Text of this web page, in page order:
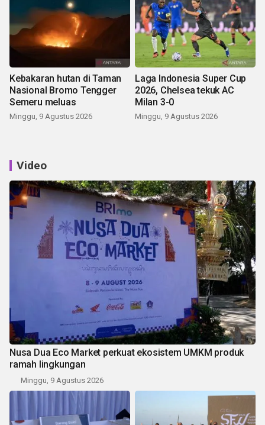
Kebakaran hutan di Taman
Nasional Bromo Tengger
Semeru meluas
Minggu, 9 Agustus 2026
Laga Indonesia Super Cup
2026, Chelsea tekuk AC
Milan 3-0
Minggu, 9 Agustus 2026
Video
Nusa Dua Eco Market perkuat ekosistem UMKM produk
ramah lingkungan
Minggu, 9 Agustus 2026